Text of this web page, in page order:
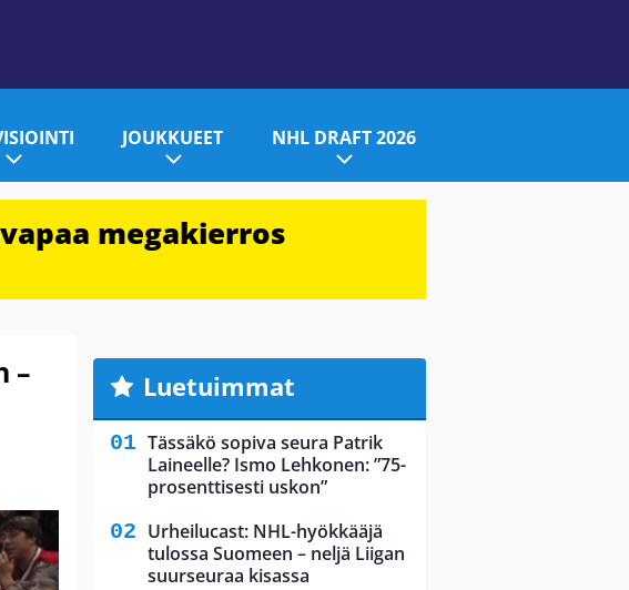
JOUKKUEET NHL DRAFT 2026
megakierros
–
Luetuimmat
Tässäkö sopiva seura Patrik
Laineelle? Ismo Lehkonen: ”75-
prosenttisesti uskon”
Urheilucast: NHL-hyökkääjä
tulossa Suomeen – neljä Liigan
suurseuraa kisassa